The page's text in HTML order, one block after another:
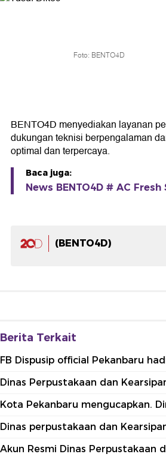
Foto: BENTO4D
BENTO4D menyediakan layanan
dukungan teknisi berpengalaman
optimal dan terpercaya.
Baca juga:
News BENTO4D # AC
(BENTO4D)
Berita Terkait
FB Dispusip official Pekanbaru
Dinas Perpustakaan dan
Kota Pekanbaru mengucapkan.
Dinas perpustakaan dan
Akun Resmi Dinas Perpustakaan